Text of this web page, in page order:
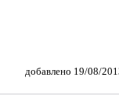
добавлено 19/08/